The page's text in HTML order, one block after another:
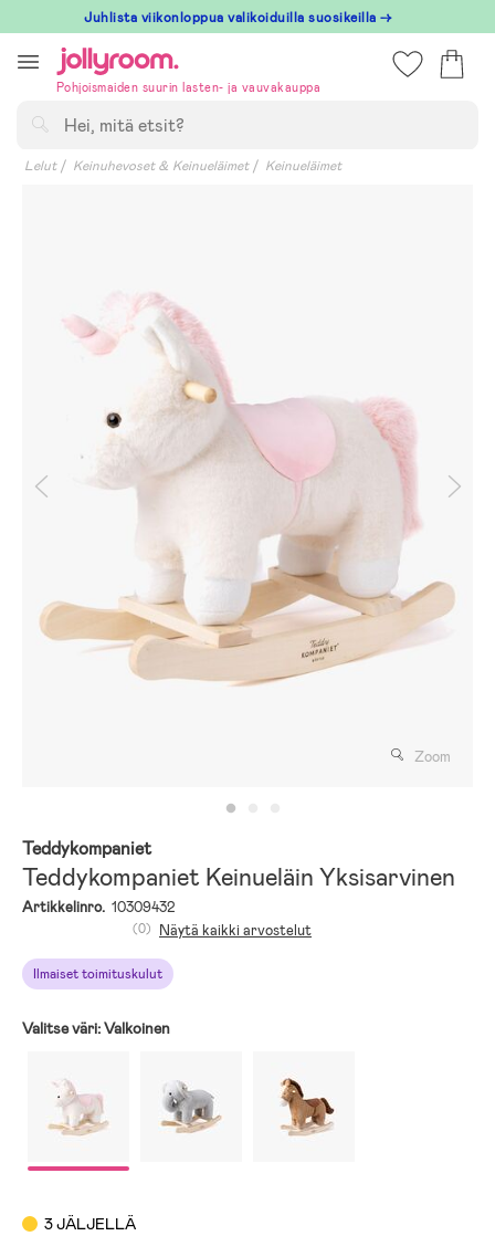
till
innehållet
Juhlista viikonloppua valikoiduilla suosikeilla →
Pohjoismaiden suurin lasten- ja vauvakauppa
Lelut Keinuhevoset & Keinueläimet Keinueläimet
Zoom
Teddykompaniet
Teddykompaniet Keinueläin Yksisarvinen
Artikkelinro. 10309432
Ilmaiset toimituskulut
(0) Näytä kaikki arvostelut
Valitse väri:Valkoinen
3 JÄLJELLÄ